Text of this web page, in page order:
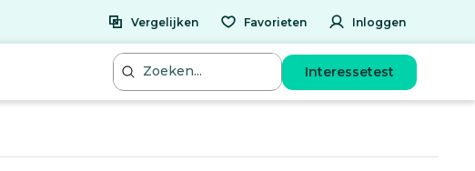
Vergelijken Favorieten Inloggen
Interessetest